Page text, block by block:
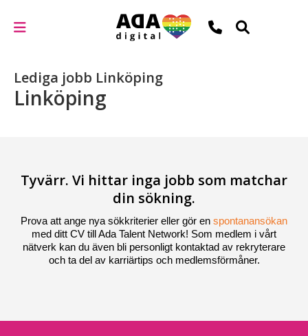
Lediga jobb Linköping
Linköping
Tyvärr. Vi hittar inga jobb som matchar
din sökning.
Prova att ange nya sökkriterier eller gör en spontanansökan
med ditt CV till Ada Talent Network! Som medlem i vårt
nätverk kan du även bli personligt kontaktad av rekryterare
och ta del av karriärtips och medlemsförmåner.